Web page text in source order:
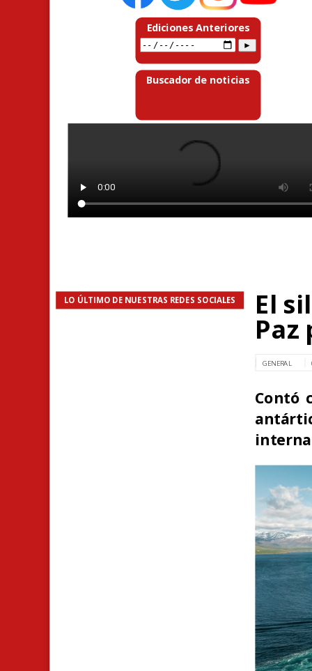
Ediciones Anteriores
Buscador de noticias
LO ÚLTIMO DE NUESTRAS REDES SOCIALES El
Paz
GENERAL
Contó